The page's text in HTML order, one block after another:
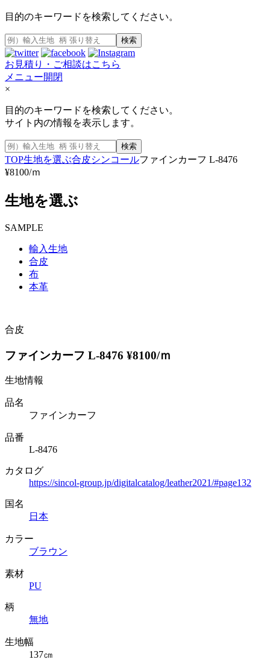
目的のキーワードを検索してください。
検索
お見積り・ご相談はこちら
メニュー開閉
×
目的のキーワードを検索してください。
サイト内の情報を表示します。
検索
TOP生地を選ぶ合皮シンコールファインカーフ L-8476
¥8100/ｍ
生地を選ぶ
SAMPLE
輸入生地
合皮
布
本革
合皮
ファインカーフ L-8476 ¥8100/ｍ
生地情報
品名
ファインカーフ
品番
L-8476
カタログ
https://sincol-group.jp/digitalcatalog/leather2021/#page132
国名
日本
カラー
ブラウン
素材
PU
柄
無地
生地幅
137㎝